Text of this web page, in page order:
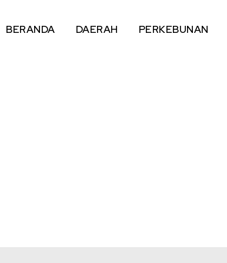
BERANDA DAERAH PERKEBUNAN